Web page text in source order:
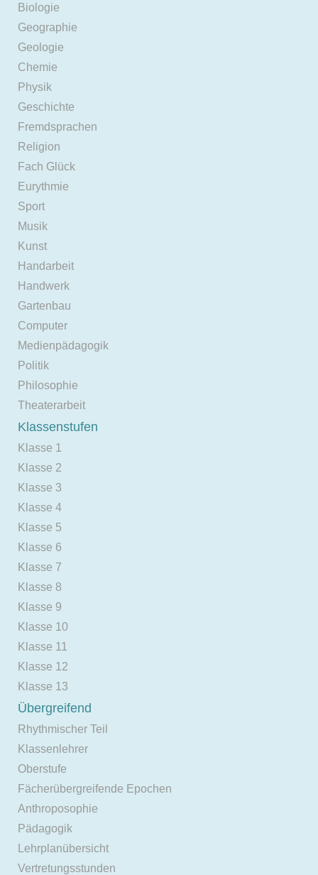
Biologie
Geographie
Geologie
Chemie
Physik
Geschichte
Fremdsprachen
Religion
Fach Glück
Eurythmie
Sport
Musik
Kunst
Handarbeit
Handwerk
Gartenbau
Computer
Medienpädagogik
Politik
Philosophie
Theaterarbeit
Klassenstufen
Klasse 1
Klasse 2
Klasse 3
Klasse 4
Klasse 5
Klasse 6
Klasse 7
Klasse 8
Klasse 9
Klasse 10
Klasse 11
Klasse 12
Klasse 13
Übergreifend
Rhythmischer Teil
Klassenlehrer
Oberstufe
Fächerübergreifende Epochen
Anthroposophie
Pädagogik
Lehrplanübersicht
Vertretungsstunden